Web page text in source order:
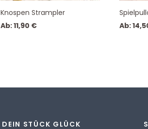
Knospen Strampler
Ab:11,90 €
Ab:
DEIN STÜCK GLÜCK